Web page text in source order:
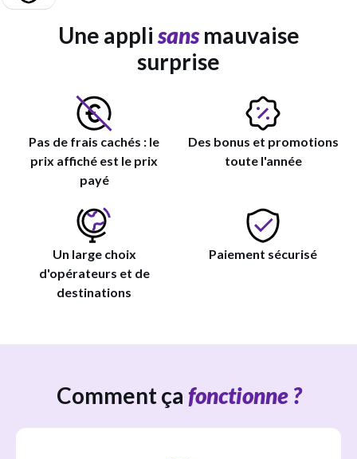
Une appli sansmauvaise
surprise
Pas de frais cachés : le
prix affiché est le prix
payé
Des bonus et promotions
toute l'année
Un large choix
d'opérateurs et de
destinations
Paiement sécurisé
Comment ça fonctionne ?